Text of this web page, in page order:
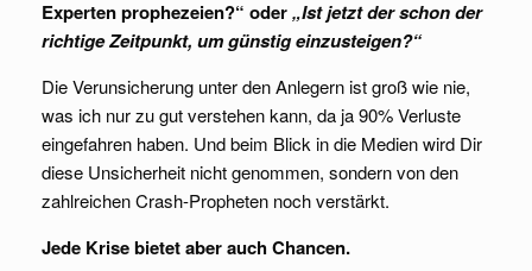
Experten prophezeien?“ oder„Ist jetzt der schon der
richtige Zeitpunkt, um günstig einzusteigen?“
Die Verunsicherung unter den Anlegern ist groß wie nie,
was ich nur zu gut verstehen kann, da ja 90% Verluste
eingefahren haben. Und beim Blick in die Medien wird Dir
diese Unsicherheit nicht genommen, sondern von den
zahlreichen Crash-Propheten noch verstärkt.
Jede Krise bietet aber auch Chancen.